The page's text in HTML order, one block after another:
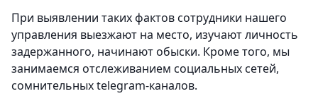
При выявлении таких фактов сотрудники нашего
управления выезжают на место, изучают личность
задержанного, начинают обыски. Кроме того, мы
занимаемся отслеживанием социальных сетей,
сомнительных telegram-каналов.